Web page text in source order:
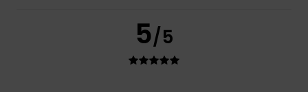
5/5